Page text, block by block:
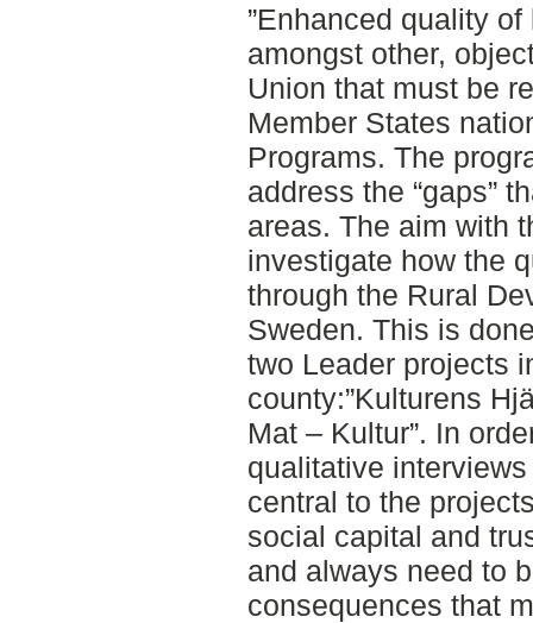
”Enhanced quality
amongst other,
Union that must be
Member States
Programs. The
address the “gaps”
areas. The aim with
investigate how the
through the Rural
Sweden. This is
two Leader projects
county:”Kulturens
Mat – Kultur”. In
qualitative
central to the
social capital and
and always need to
consequences that